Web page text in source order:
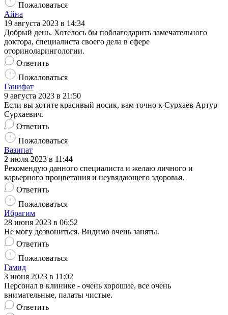
Пожаловаться
Айна
19 августа 2023 в 14:34
Добрый день. Хотелось бы поблагодарить замечательного
доктора, специалиста своего дела в сфере
оториноларингологии.
Ответить
Пожаловаться
Ганифат
9 августа 2023 в 21:50
Если вы хотите красивый носик, вам точно к Сурхаев Артур
Сурхаевич.
Ответить
Пожаловаться
Вазипат
2 июля 2023 в 11:44
Рекомендую данного специалиста и желаю личного и
карьерного процветания и неувядающего здоровья.
Ответить
Пожаловаться
Ибрагим
28 июня 2023 в 06:52
Не могу дозвониться. Видимо очень заняты.
Ответить
Пожаловаться
Гамид
3 июня 2023 в 11:02
Персонал в клинике - очень хорошие, все очень
внимательные, палаты чистые.
Ответить